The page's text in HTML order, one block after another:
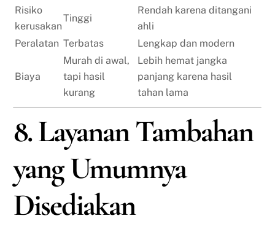
Risiko
kerusakan
Tinggi
Rendah karena ditangani
ahli
Peralatan Terbatas Lengkap dan modern
Biaya
Murah di awal,
tapi hasil
kurang
Lebih hemat jangka
panjang karena hasil
tahan lama
8. Layanan Tambahan
yang Umumnya
Disediakan